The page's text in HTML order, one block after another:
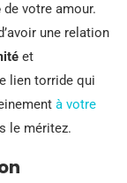
de votre amour.
une relation
et
lien torride qui
à votre
le méritez.